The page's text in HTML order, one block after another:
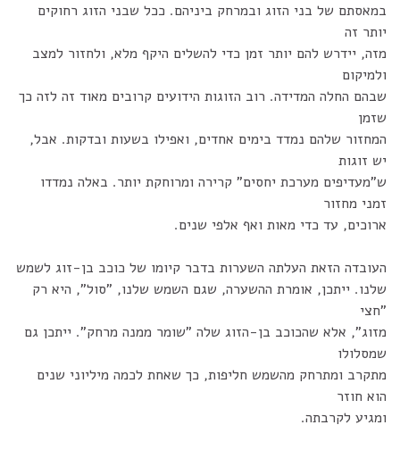
במאסתם של בני הזוג ובמרחק ביניהם. ככל שבני הזוג רחוקים
יותר זה
מזה, יידרש להם יותר זמן כדי להשלים היקף מלא, ולחזור למצב
ולמיקום
שבהם החלה המדידה. רוב הזוגות הידועים קרובים מאוד זה לזה כך
שזמן
המחזור שלהם נמדד בימים אחדים, ואפילו בשעות ובדקות. אבל,
יש זוגות
ש"מעדיפים מערכת יחסים" קרירה ומרוחקת יותר. באלה נמדדו
זמני מחזור
ארוכים, עד כדי מאות ואף אלפי שנים.
העובדה הזאת העלתה השערות בדבר קיומו של כוכב בן-זוג לשמש
שלנו. ייתכן, אומרת ההשערה, שגם השמש שלנו, "סול", היא רק
"חצי
מזוג", אלא שהכוכב בן-הזוג שלה "שומר ממנה מרחק". ייתכן גם
שמסלולו
מתקרב ומתרחק מהשמש חליפות, כך שאחת לכמה מיליוני שנים
הוא חוזר
ומגיע לקרבתה.